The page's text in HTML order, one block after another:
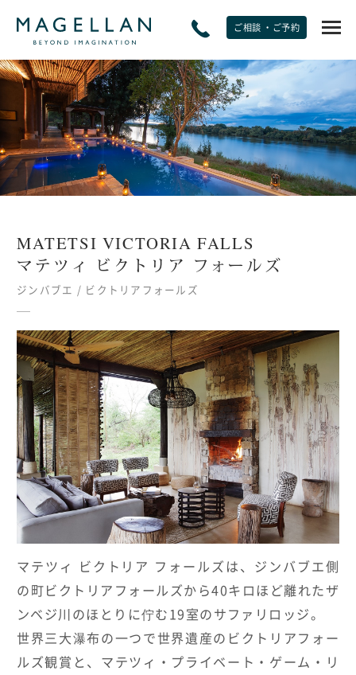
EXPERIENCE
非日常をたのしむ
JOURNAL
トラベルジャーナル
SPECIAL OFFERS
期間限定オファー
モデルプラン
HOTELS & RESORTS
MAGELLAN's Choice
ABOUT US PARTNERS THE LOUNGE INSIGNIA
ご相談 ・ご予約
MATETSI VICTORIA FALLS
マテツィ ビクトリア フォールズ
ジンバブエ / ビクトリアフォールズ
マテツィ ビクトリア フォールズは、ジンバブエ側
の町ビクトリアフォールズから40キロほど離れたザ
ンベジ川のほとりに佇む19室のサファリロッジ。
世界三大瀑布の一つで世界遺産のビクトリアフォー
ルズ観賞と、マテツィ・プライベート・ゲーム・リ